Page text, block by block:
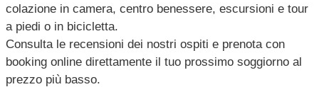
colazione in camera, centro benessere, escursioni e tour
a piedi o in bicicletta.
Consulta le recensioni dei nostri ospiti e prenota con
booking online direttamente il tuo prossimo soggiorno al
prezzo più basso.